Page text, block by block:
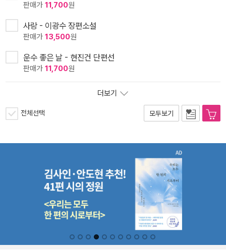
판매가 11,700원
사랑 - 이광수 장편소설
판매가 13,500원
운수 좋은 날 - 현진건 단편선
판매가 11,700원
더보기
전체선택 모두보기